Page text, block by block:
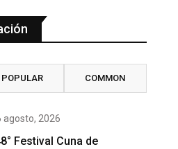
POPULAR COMMON
agosto, 2026
Festival Cuna de